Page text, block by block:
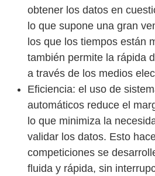
obtener los datos en
lo que supone una gran
los que los tiempos están
también permite la rápida
a través de los medios
Eficiencia: el uso de
automáticos reduce el
lo que minimiza la
validar los datos. Esto
competiciones se
fluida y rápida, sin